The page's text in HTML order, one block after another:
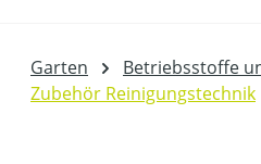
Garten
Betriebsstoffe
Zubehör Reinigungstechnik